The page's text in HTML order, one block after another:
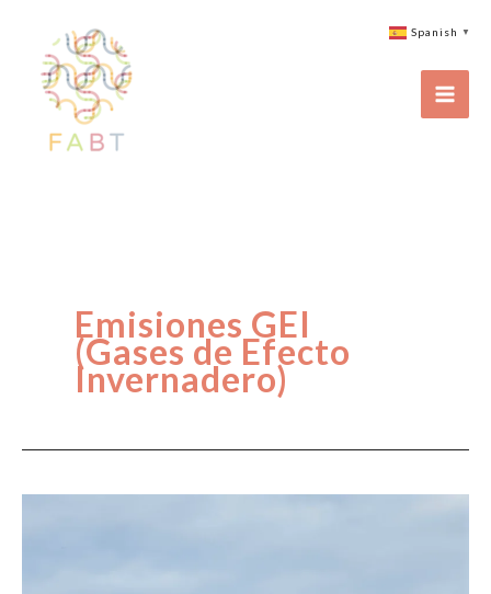
contenido
Emisiones GEI
(Gases de Efecto
Invernadero)
Spanish ▼